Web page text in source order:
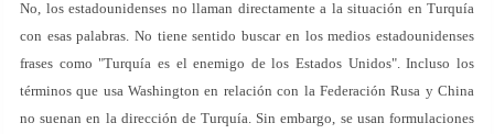
No, los estadounidenses no llaman directamente a la situación en Turquía
con esas palabras. No tiene sentido buscar en los medios estadounidenses
frases como "Turquía es el enemigo de los Estados Unidos". Incluso los
términos que usa Washington en relación con la Federación Rusa y China
no suenan en la dirección de Turquía. Sin embargo, se usan formulaciones